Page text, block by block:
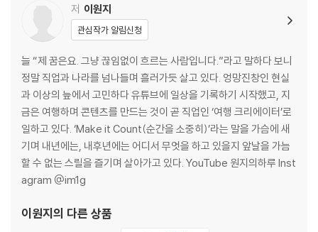
PART 2 90일간의 아프리카 - 여행의 시작
장기 여행에 최적화된 헤어스타일
무식하면 용감하다
그래서 다시 어떻게 돌아가지?
Keep the Change!
쫄보의 여행법
세계 여행자란 단어의 충격
세상과의 연결고리
Please, help me!
세렝게티의 드넓은 초원에서
눈물의 촬영 알바
저 이원지
관심작가 알림신청
늘 “제 꿈은요. 그냥 끊임없이 흐르는 사람입니다.”라고 말하다 보니
정말 직업과 나라를 넘나들며 흘러가듯 살고 있다. 엉망진창인 현실
과 이상의 늪에서 고민하다 유튜브에 일상을 기록하기 시작했고, 지
금은 여행하며 콘텐츠를 만드는 것이 곧 직업인 ‘여행 크리에이터’로
일하고 있다. ‘Make it Count(순간을 소중히)’라는 말을 가슴에 새
기며 내년에는, 내후년에는 어디서 무엇을 하고 있을지 앞날을 가늠
할 수 없는 스릴을 즐기며 살아가고 있다. YouTube 원지의하루 Inst
agram @im1g
이원지 의 다른 상품